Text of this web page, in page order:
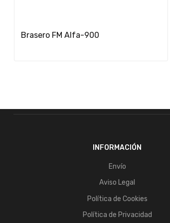
Brasero FM Alfa-900
INFORMACIÓN
Envío
Aviso Legal
Política de Cookies
Política de Privacidad